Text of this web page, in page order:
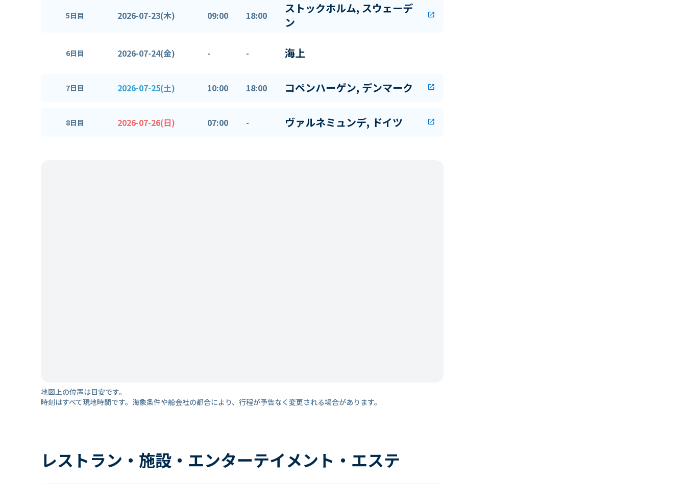
5日目 2026-07-23(木) 09:00 18:00
ストックホルム, スウェーデ
ン
open_in_new
6日目 2026-07-24(金) - - 海上
7日目 2026-07-25(土) 10:00 18:00 コペンハーゲン, デンマーク open_in_new
8日目 2026-07-26(日) 07:00 - ヴァルネミュンデ, ドイツ open_in_new
地図上の位置は目安です。
時刻はすべて現地時間です。海象条件や船会社の都合により、行程が予告なく変更される場合があります。
レストラン・施設・エンターテイメント・エステ